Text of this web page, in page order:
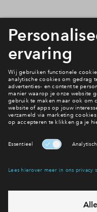
Wil jij hier
In Park Triangel komen
deelplannen woningen in
gevarieerd: van
van Koopstartwoningen
wils! Bekijk de woningen
Stationsparken meld je
houden je dan op de
Heb je een vraag en wil